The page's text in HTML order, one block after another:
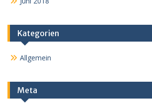
Kategorien
Allgemein
Meta